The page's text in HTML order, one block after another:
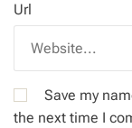
Url
Save my
the next time I